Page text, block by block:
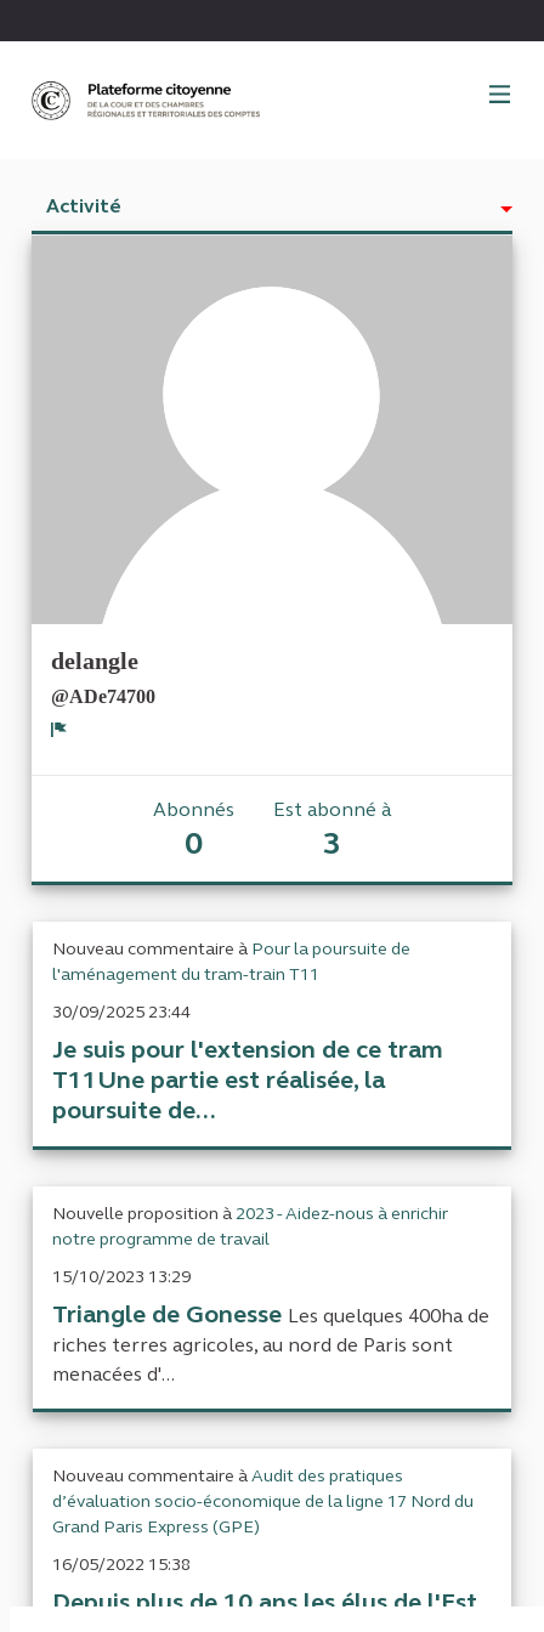
Activité
delangle
@ADe74700
Abonnés
0
Est abonné à
3
Nouveau commentaire à Pour la poursuite de
l'aménagement du tram-train T11
30/09/2025 23:44
Je suis pour l'extension de ce tram
T11Une partie est réalisée, la
poursuite de...
Nouvelle proposition à2023 - Aidez-nous à enrichir
notre programme de travail
15/10/2023 13:29
Triangle de Gonesse Les quelques 400ha de
riches terres agricoles, au nord de Paris sont
menacées d'...
Nouveau commentaire àAudit des pratiques
d’évaluation socio-économique de la ligne 17 Nord du
Grand Paris Express (GPE)
16/05/2022 15:38
Depuis plus de 10 ans les élus de l'Est